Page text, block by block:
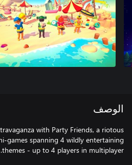
الوصف
with Party Friends, a riotous
games spanning 4 wildly entertaining